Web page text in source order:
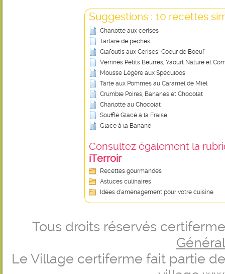
Suggestions : 10 recettes
Charlotte aux cerises
Tartare de pêches
Clafoutis aux Cerises "Coeur de Boeuf"
Verrines Petits Beurres, Yaourt Nature et
Mousse Légère aux Spéculoos
Tarte aux Pommes au Caramel de Miel
Crumble Poires, Bananes et Chocolat
Charlotte au Chocolat
Soufflé Glacé à la Fraise
Glace à la Banane
Consultez également la
iTerroir
Recettes gourmandes
Astuces culinaires
Idées d’aménagement pour votre cuisine
Tous droits réservés
Le Village certiferme fait partie